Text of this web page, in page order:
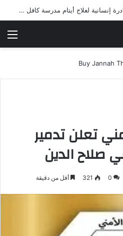
شرطة ميسان تلقي القبض على مطلقي العيارات النارية أثناء تشييع جنائزي في العمارة
تعلن تدمير
صلاح الدين
0
321 أقل من دقيقة